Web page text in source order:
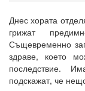
Днес хората
грижат
Същевременно
здраве, което
последствие.
подскажат, че